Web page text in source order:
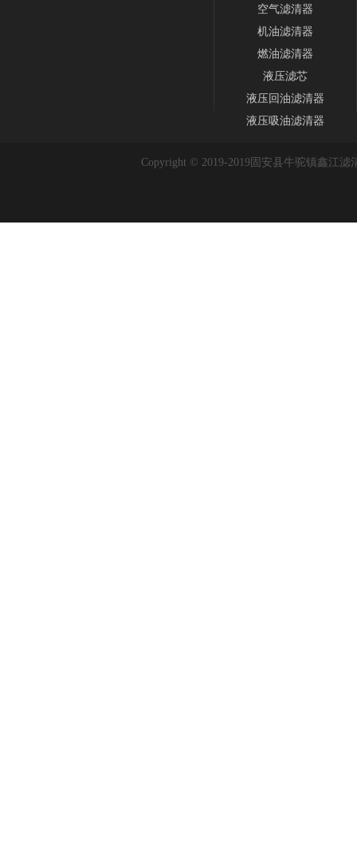
空气滤清器
机油滤清器
燃油滤清器
液压滤芯
液压回油滤清器
液压吸油滤清器
Copyright © 2019-2019 固安县牛驼镇鑫江滤